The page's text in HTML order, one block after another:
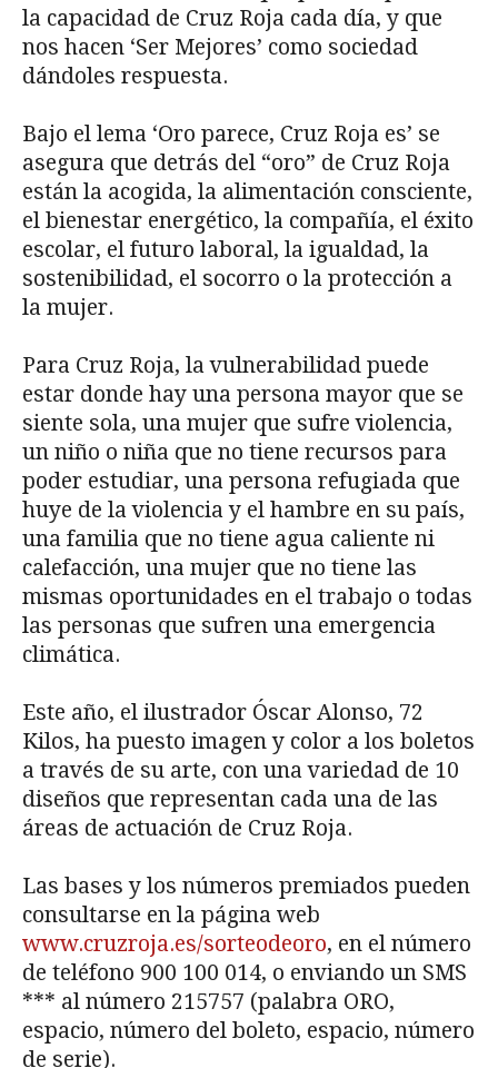
la capacidad de Cruz Roja cada día, y que
nos hacen ‘Ser Mejores’ como sociedad
dándoles respuesta.
Bajo el lema ‘Oro parece, Cruz Roja es’ se
asegura que detrás del “oro” de Cruz Roja
están la acogida, la alimentación consciente,
el bienestar energético, la compañía, el éxito
escolar, el futuro laboral, la igual­dad, la
sostenibilidad, el socorro o la protección a
la mujer.
Para Cruz Roja, la vulnerabilidad puede
estar donde hay una persona mayor que se
siente sola, una mujer que sufre violencia,
un niño o niña que no tiene recursos para
poder estudiar, una persona refu­giada que
huye de la violencia y el hambre en su país,
una familia que no tiene agua caliente ni
calefac­ción, una mujer que no tiene las
mismas oportunidades en el trabajo o todas
las personas que sufren una emergencia
climática.
Este año, el ilustrador Óscar Alonso, 72
Kilos, ha puesto imagen y color a los boletos
a través de su arte, con una variedad de 10
diseños que representan cada una de las
áreas de actuación de Cruz Roja.
Las bases y los números premiados pueden
consultarse en la página web
www.cruzroja.es/sorteodeoro, en el número
de teléfono 900 100 014, o enviando un SMS
*** al número 215757 (palabra ORO,
espacio, número del boleto, espacio, número
de serie).